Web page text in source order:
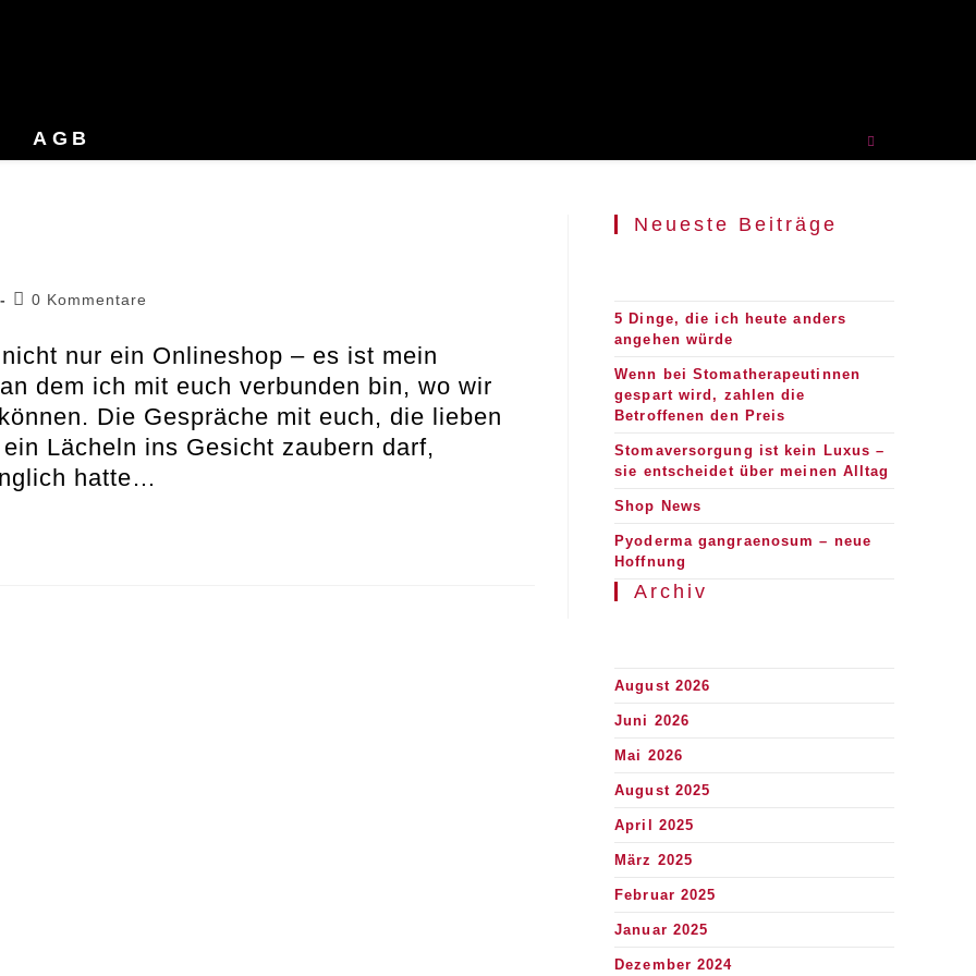
AGB
Beitrags-
0 Kommentare
nur ein Onlineshop – es ist mein
dem ich mit euch verbunden bin, wo wir
Die Gespräche mit euch, die lieben
Lächeln ins Gesicht zaubern darf,
hatte…
Neueste Beiträge
5 Dinge, die ich heute anders
angehen würde
Wenn bei Stomatherapeutinnen
gespart wird, zahlen die
Betroffenen den Preis
Stomaversorgung ist kein Luxus –
sie entscheidet über meinen Alltag
Shop News
Pyoderma gangraenosum – neue
Hoffnung
Archiv
August 2026
Juni 2026
Mai 2026
August 2025
April 2025
März 2025
Februar 2025
Januar 2025
Dezember 2024